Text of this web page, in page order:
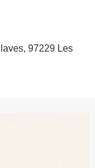
97229 Les